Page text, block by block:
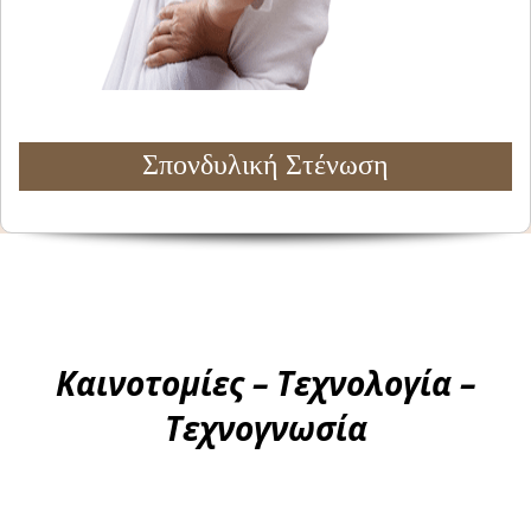
Σπονδυλική Στένωση
Καινοτομίες – Τεχνολογία –
Τεχνογνωσία